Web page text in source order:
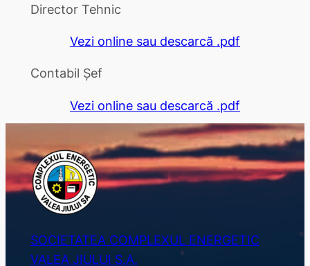
Director Tehnic
Vezi online sau descarcă .pdf
Contabil Șef
Vezi online sau descarcă .pdf
SOCIETATEA COMPLEXUL ENERGETIC
VALEA JIULUI S.A.